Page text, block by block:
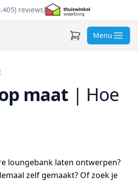
) reviews)
Menu
maat | Hoe
loungebank laten ontwerpen?
zelf gemaakt? Of zoek je